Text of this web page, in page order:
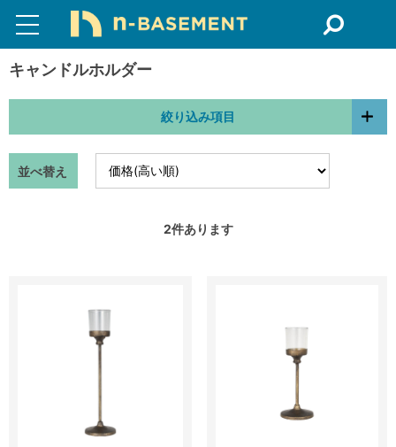
キャンドルホルダー
絞り込み項目
並べ替え
2件あります